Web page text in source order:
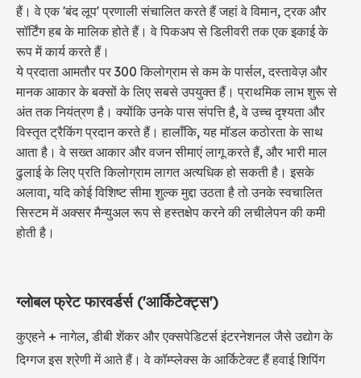
हैं। वे एक 'बंद लूप' प्रणाली संचालित करते हैं जहां वे विमान, ट्रक और
सॉर्टिंग हब के मालिक होते हैं। वे पिकअप से डिलीवरी तक एक इकाई के
रूप में कार्य करते हैं।
ये प्रदाता आमतौर पर 300 किलोग्राम से कम के पार्सल, दस्तावेज़ और
मानक आकार के बक्सों के लिए सबसे उपयुक्त हैं। प्राथमिक लाभ शुरू से
अंत तक नियंत्रण है। क्योंकि उनके पास संपत्ति है, वे उच्च दृश्यता और
विस्तृत ट्रैकिंग प्रदान करते हैं। हालाँकि, यह मॉडल कठोरता के साथ
आता है। वे सख्त आकार और वजन सीमाएं लागू करते हैं, और भारी माल
ढुलाई के लिए प्रति किलोग्राम लागत अत्यधिक हो सकती है। इसके
अलावा, यदि कोई विशिष्ट सीमा शुल्क मुद्दा उठता है तो उनके स्वचालित
सिस्टम में अक्सर मैन्युअल रूप से हस्तक्षेप करने की लचीलेपन की कमी
होती है।
ग्लोबल फ्रेट फारवर्डर्स ('आर्किटेक्ट्स')
कुएहने + नागेल, डीबी शेंकर और एक्सपेडिटर्स इंटरनेशनल जैसे उद्योग के
दिग्गज इस श्रेणी में आते हैं। वे कॉम्प्लेक्स के आर्किटेक्ट हैंहवाई शिपिंग